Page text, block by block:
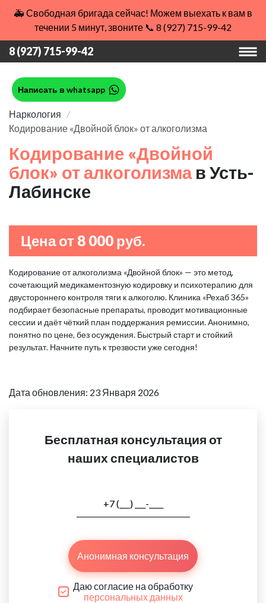
🚑 Свободная бригада сейчас! Можем выехать к вам в
течении 5 минут, звоните 📞 8 (927) 715-99-42
8 (927) 715-99-42
Написать в whatsapp
Наркология
Кодирование «Двойной блок» от алкоголизма
Кодирование «Двойной
блок» от алкоголизма в Усть-
Лабинске
Цена от 8 000 руб.
Кодирование от алкоголизма «Двойной блок» — это метод,
сочетающий медикаментозную кодировку и психотерапию для
двустороннего контроля тяги к алкоголю. Клиника «Рехаб 365»
подбирает безопасные препараты, проводит мотивационные
сессии и даёт чёткий план поддержания ремиссии. Анонимно,
понятно по цене, без осуждения. Быстрый старт и стойкий
результат. Начните путь к трезвости уже сегодня!
Дата обновления: 23 Января 2026
Бесплатная консультация от
наших специалистов
Анонимная консультация
Даю согласие на обработку
персональных данных